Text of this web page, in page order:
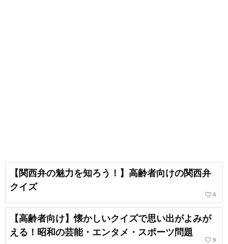
【関西弁の魅力を知ろう！】高齢者向けの関西弁
クイズ
favorite_border 4
【高齢者向け】懐かしいクイズで思い出がよみが
える！昭和の芸能・エンタメ・スポーツ問題
favorite_border 9